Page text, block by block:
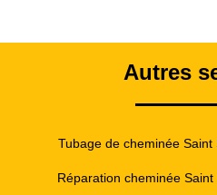
Autres
Tubage de cheminée
Réparation cheminée